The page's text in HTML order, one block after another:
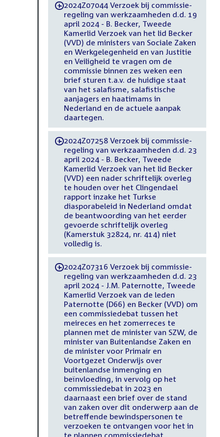
-2024Z07044 Verzoek bij commissie-
regeling van werkzaamheden d.d. 19
april 2024 - B. Becker, Tweede
Kamerlid Verzoek van het lid Becker
(VVD) de ministers van Sociale Zaken
en Werkgelegenheid en van Justitie
en Veiligheid te vragen om de
commissie binnen zes weken een
brief sturen t.a.v. de huidige staat
van het salafisme, salafistische
aanjagers en haatimams in
Nederland en de actuele aanpak
daartegen.
-2024Z07258 Verzoek bij commissie-
regeling van werkzaamheden d.d. 23
april 2024 - B. Becker, Tweede
Kamerlid Verzoek van het lid Becker
(VVD) een nader schriftelijk overleg
te houden over het Clingendael
rapport inzake het Turkse
diasporabeleid in Nederland omdat
de beantwoording van het eerder
gevoerde schriftelijk overleg
(Kamerstuk 32824, nr. 414) niet
volledig is.
-2024Z07316 Verzoek bij commissie-
regeling van werkzaamheden d.d. 23
april 2024 - J.M. Paternotte, Tweede
Kamerlid Verzoek van de leden
Paternotte (D66) en Becker (VVD) om
een commissiedebat tussen het
meireces en het zomerreces te
plannen met de minister van SZW, de
minister van Buitenlandse Zaken en
de minister voor Primair en
Voortgezet Onderwijs over
buitenlandse inmenging en
beïnvloeding, in vervolg op het
commissiedebat in 2023 en
daarnaast een brief over de stand
van zaken over dit onderwerp aan de
betreffende bewindspersonen te
verzoeken te ontvangen voor het in
te plannen commissiedebat .